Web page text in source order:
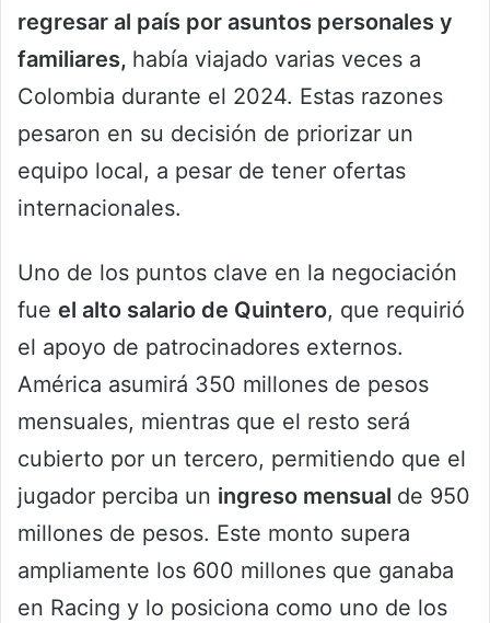
regresar al país por asuntos personales y
familiares, había viajado varias veces a
Colombia durante el 2024. Estas razones
pesaron en su decisión de priorizar un
equipo local, a pesar de tener ofertas
internacionales.
Uno de los puntos clave en la negociación
fue el alto salario de Quintero, que requirió
el apoyo de patrocinadores externos.
América asumirá 350 millones de pesos
mensuales, mientras que el resto será
cubierto por un tercero, permitiendo que el
jugador perciba un ingreso mensual de 950
millones de pesos. Este monto supera
ampliamente los 600 millones que ganaba
en Racing y lo posiciona como uno de los